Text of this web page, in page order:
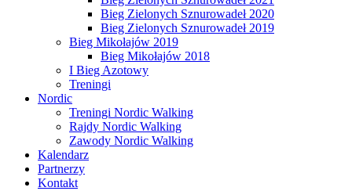
Bieg Zielonych Sznurowadeł 2020
Bieg Zielonych Sznurowadeł 2019
Bieg Mikołajów 2019
Bieg Mikołajów 2018
I Bieg Azotowy
Treningi
Nordic
Treningi Nordic Walking
Rajdy Nordic Walking
Zawody Nordic Walking
Kalendarz
Partnerzy
Kontakt